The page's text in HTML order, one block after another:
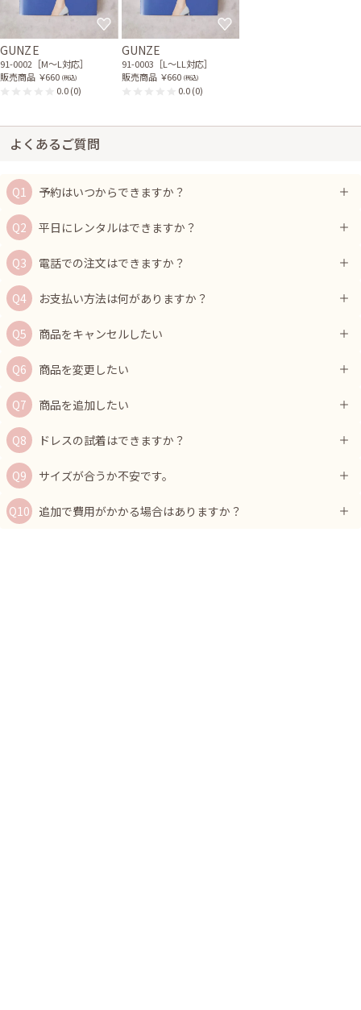
GUNZE
91-0002［M〜L対応］
販売商品 ￥660 (税込)
0.0(0)
GUNZE
91-0003［L〜LL対応］
販売商品 ￥660 (税込)
0.0(0)
よくあるご質問
予約はいつからできますか？
平日にレンタルはできますか？
電話での注文はできますか？
お支払い方法は何がありますか？
商品をキャンセルしたい
商品を変更したい
商品を追加したい
ドレスの試着はできますか？
サイズが合うか不安です。
追加で費用がかかる場合はありますか？